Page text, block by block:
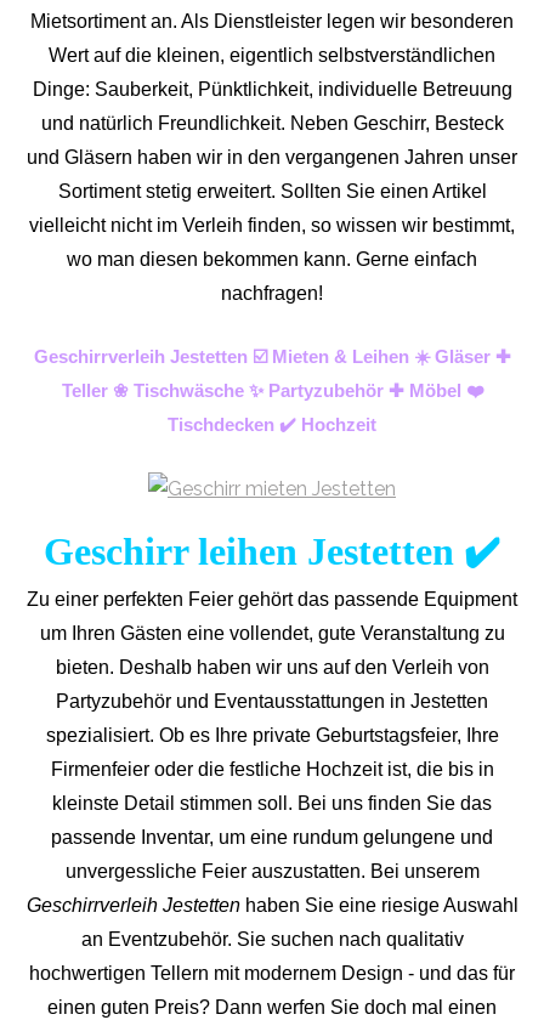
Mietsortiment an. Als Dienstleister legen wir besonderen
Wert auf die kleinen, eigentlich selbstverständlichen
Dinge: Sauberkeit, Pünktlichkeit, individuelle Betreuung
und natürlich Freundlichkeit. Neben Geschirr, Besteck
und Gläsern haben wir in den vergangenen Jahren unser
Sortiment stetig erweitert. Sollten Sie einen Artikel
vielleicht nicht im Verleih finden, so wissen wir bestimmt,
wo man diesen bekommen kann. Gerne einfach
nachfragen!
Geschirrverleih Jestetten ☑️ Mieten & Leihen ☀️ Gläser ✚
Teller ❀ Tischwäsche ✨ Partyzubehör ✚ Möbel ❤️
Tischdecken ✔️ Hochzeit
Geschirr leihen Jestetten ✔️
Zu einer perfekten Feier gehört das passende Equipment
um Ihren Gästen eine vollendet, gute Veranstaltung zu
bieten. Deshalb haben wir uns auf den Verleih von
Partyzubehör und Eventausstattungen in Jestetten
spezialisiert. Ob es Ihre private Geburtstagsfeier, Ihre
Firmenfeier oder die festliche Hochzeit ist, die bis in
kleinste Detail stimmen soll. Bei uns finden Sie das
passende Inventar, um eine rundum gelungene und
unvergessliche Feier auszustatten. Bei unserem
Geschirrverleih Jestettenhaben Sie eine riesige Auswahl
an Eventzubehör. Sie suchen nach qualitativ
hochwertigen Tellern mit modernem Design - und das für
einen guten Preis? Dann werfen Sie doch mal einen